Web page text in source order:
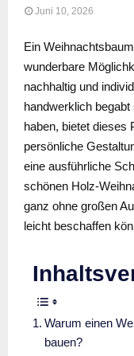
Juni 10, 2026
Ein
wunderbare
nachhaltig und
handwerklich
haben, bietet dieses
persönliche
eine ausführliche
schönen Holz-
ganz ohne großen
leicht beschaffen
Warum einen
bauen?